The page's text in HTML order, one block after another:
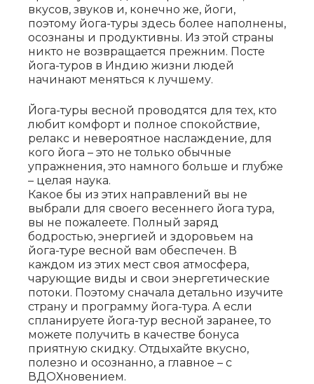
вкусов, звуков и, конечно же, йоги,
поэтому йога-туры здесь более наполнены,
осознаны и продуктивны. Из этой страны
никто не возвращается прежним. Посте
йога-туров в Индию жизни людей
начинают меняться к лучшему.
Йога-туры весной проводятся для тех, кто
любит комфорт и полное спокойствие,
релакс и невероятное наслаждение, для
кого йога – это не только обычные
упражнения, это намного больше и глубже
– целая наука.
Какое бы из этих направлений вы не
выбрали для своего весеннего йога тура,
вы не пожалеете. Полный заряд
бодростью, энергией и здоровьем на
йога-туре весной вам обеспечен. В
каждом из этих мест своя атмосфера,
чарующие виды и свои энергетические
потоки. Поэтому сначала детально изучите
страну и программу йога-тура. А если
спланируете йога-тур весной заранее, то
можете получить в качестве бонуса
приятную скидку. Отдыхайте вкусно,
полезно и осознанно, а главное – с
ВДОХновением.